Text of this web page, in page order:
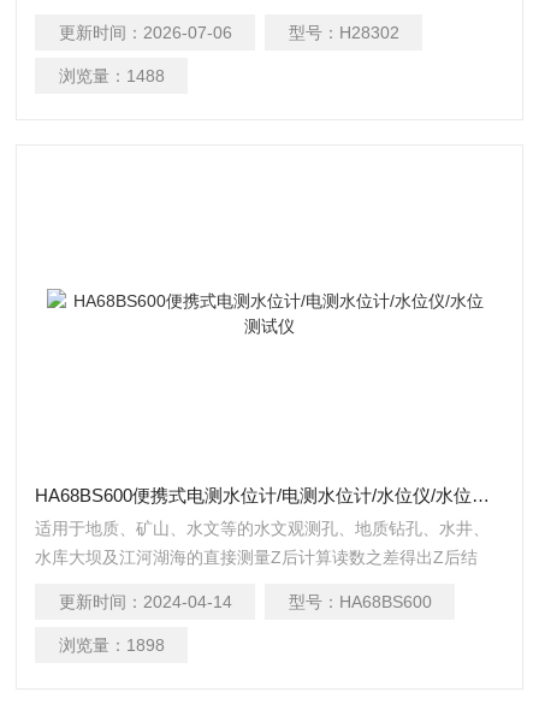
杆等分组成。通过人力拉动手杆，带动上模产生向下冲力，将
置于下模的电池片冲压掉 三、H28302参数： 1、适用电池型
更新时间： 2026-07-06 型号： H28302
浏览量： 1488
HA68BS600便携式电测水位计/电测水位计/水位仪/水位测试仪
适用于地质、矿山、水文等的水文观测孔、地质钻孔、水井、
水库大坝及江河湖海的直接测量Z后计算读数之差得出Z后结
简易测水方法。由测线、探头、水位检测器、卷线轮、支架、
导电机构、摇把、皮背包等组成，其主要点是体积小、重量
更新时间： 2024-04-14 型号： HA68BS600
浏览量： 1898